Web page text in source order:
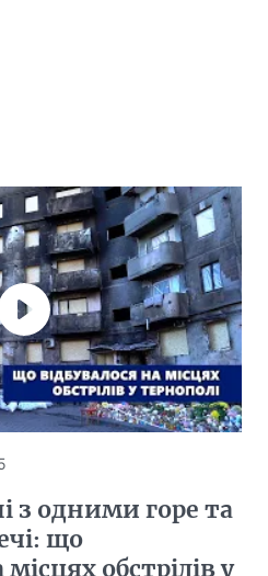
з одними горе та
що
обстрілів у